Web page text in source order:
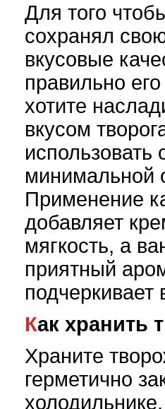
Для того
сохранял
вкусовые
правильно
хотите
вкусом
использовать
минимальной
Применение
добавляет
мягкость, а
приятный
подчеркивает
Как
Храните
герметично